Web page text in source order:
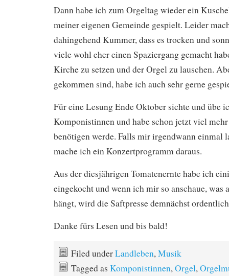
Dann habe ich zum Orgeltag wieder ein
meiner eigenen Gemeinde gespielt. Leider
dahingehend Kummer, dass es trocken und
viele wohl eher einen Spaziergang gemacht
Kirche zu setzen und der Orgel zu lauschen.
gekommen sind, habe ich auch sehr gerne
Für eine Lesung Ende Oktober sichte und übe
Komponistinnen und habe schon jetzt viel
benötigen werde. Falls mir irgendwann einmal
mache ich ein Konzertprogramm daraus.
Aus der diesjährigen Tomatenernte habe ich
eingekocht und wenn ich mir so anschaue, was
hängt, wird die Saftpresse demnächst
Danke fürs Lesen und bis bald!
Filed underLandleben,Musik
Tagged as Komponistinnen,Orgel,